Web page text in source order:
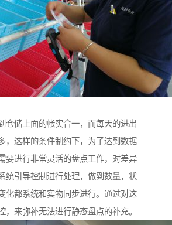
仓储上面的帐实合一，而每天的进出
，这样的条件制约下，为了达到数据
要进行非常灵活的盘点工作，对差异
统引导控制进行处理，做到数量，状
化都系统和实物同步进行。通过对这
，来弥补无法进行静态盘点的补充。